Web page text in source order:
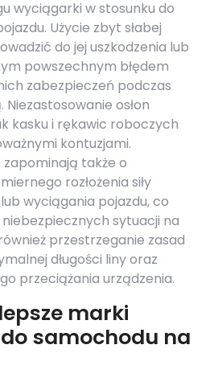
wyciągarki w stosunku do
Użycie zbyt słabej
do jej uszkodzenia lub
powszechnym błędem
zabezpieczeń podczas
osłon
kasku i rękawic roboczych
kontuzjami.
także o
rozłożenia siły
wyciągania pojazdu, co
sytuacji na
przestrzeganie zasad
długości liny oraz
przeciążania urządzenia.
marki
samochodu na